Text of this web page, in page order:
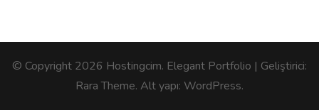
© Copyright 2026 Hostingcim. Elegant Portfolio | Geliştirici:
Rara Theme. Alt yapı: WordPress.